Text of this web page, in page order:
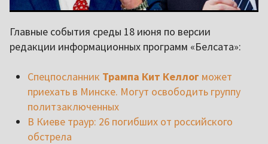
Главные события среды 18 июня по версии
редакции информационных программ «Белсата»:
Спецпосланник Трампа Кит Келлог может
приехать в Минске. Могут освободить группу
политзаключенных
В Киеве траур: 26 погибших от российского
обстрела